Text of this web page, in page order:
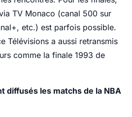
TV Monaco (canal 500 sur
etc.) est parfois possible.
Télévisions a aussi retransmis
comme la finale 1993 de
diffusés les matchs de la NBA